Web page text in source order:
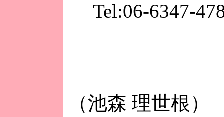
Tel:06-6347-
（池森 理世根）